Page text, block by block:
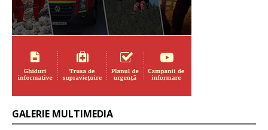
GALERIE MULTIMEDIA